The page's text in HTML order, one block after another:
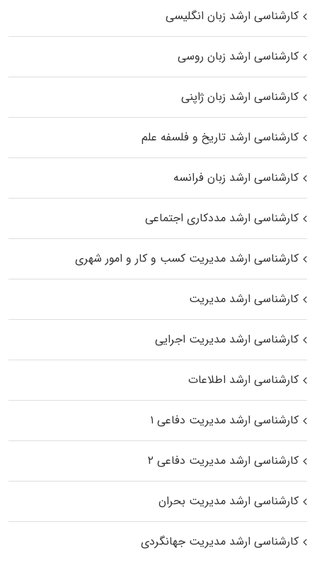
کارشناسی ارشد زبان انگلیسی
کارشناسی ارشد زبان روسی
کارشناسی ارشد زبان ژاپنی
کارشناسی ارشد تاریخ و فلسفه علم
کارشناسی ارشد زبان فرانسه
کارشناسی ارشد مددکاری اجتماعی
کارشناسی ارشد مدیریت کسب و کار و امور شهری
کارشناسی ارشد مدیریت
کارشناسی ارشد مدیریت اجرایی
کارشناسی ارشد اطلاعات
کارشناسی ارشد مدیریت دفاعی ۱
کارشناسی ارشد مدیریت دفاعی ۲
کارشناسی ارشد مدیریت بحران
کارشناسی ارشد مدیریت جهانگردی